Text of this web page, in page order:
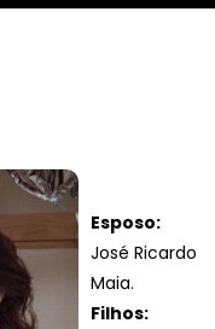
Esposo:
José Ricardo
Maia.
Filhos: